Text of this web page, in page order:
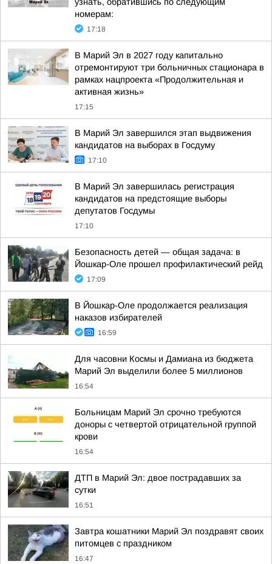
номерам:
17:18
В Марий Эл в 2027 году капитально
отремонтируют три больничных стационара в
рамках нацпроекта «Продолжительная и
активная жизнь»
17:15
В Марий Эл завершился этап выдвижения
кандидатов на выборах в Госдуму
17:10
В Марий Эл завершилась регистрация
кандидатов на предстоящие выборы
депутатов Госдумы
17:10
Безопасность детей — общая задача: в
Йошкар-Оле прошел профилактический рейд
17:09
В Йошкар-Оле продолжается реализация
наказов избирателей
16:59
Для часовни Космы и Дамиана из бюджета
Марий Эл выделили более 5 миллионов
16:54
Больницам Марий Эл срочно требуются
доноры с четвертой отрицательной группой
крови
16:54
ДТП в Марий Эл: двое пострадавших за
сутки
16:51
Завтра кошатники Марий Эл поздравят своих
питомцев с праздником
16:47